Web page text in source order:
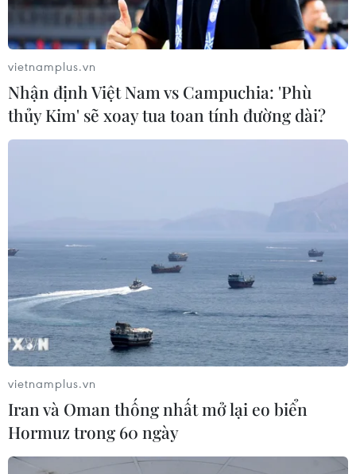
vietnamplus.vn
Nhận định Việt Nam vs Campuchia: 'Phù
thủy Kim' sẽ xoay tua toan tính đường dài?
vietnamplus.vn
Iran và Oman thống nhất mở lại eo biển
Hormuz trong 60 ngày